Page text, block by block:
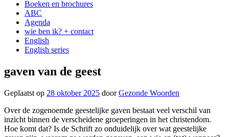
Boeken en brochures
ABC
Agenda
wie ben ik? + contact
English
English series
gaven van de geest
Geplaatst op 28 oktober 2025 doorGezonde Woorden
Over de zogenoemde geestelijke gaven bestaat veel verschil van
inzicht binnen de verscheidene groeperingen in het christendom.
Hoe komt dat? Is de Schrift zo onduidelijk over wat geestelijke